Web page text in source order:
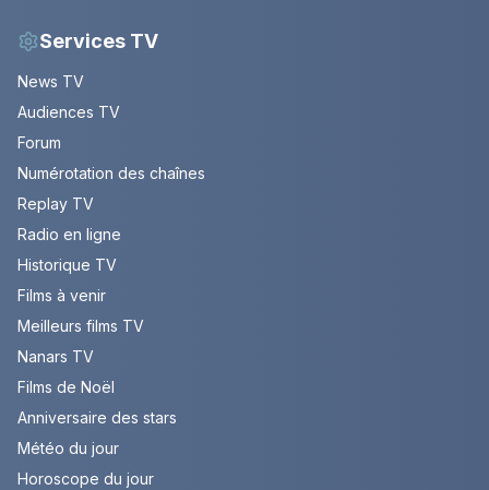
Services TV
News TV
Audiences TV
Forum
Numérotation des chaînes
Replay TV
Radio en ligne
Historique TV
Films à venir
Meilleurs films TV
Nanars TV
Films de Noël
Anniversaire des stars
Météo du jour
Horoscope du jour